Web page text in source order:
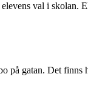
val i skolan.
på gatan. Det